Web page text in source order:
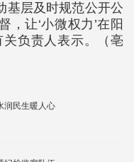
基层及时规范公开公
，让‘小微权力’在阳
负责人表示。（亳
润民生暖人心